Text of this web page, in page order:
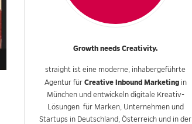
Growth needs Creativity.
straight ist eine moderne, inhabergeführte
Agentur für Creative Inbound Marketingin
München und entwickeln digitale Kreativ-
Lösungen für Marken, Unternehmen und
Startups in Deutschland, Österreich und in der